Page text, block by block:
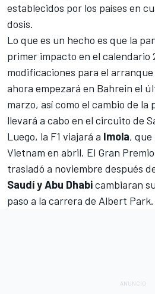
establecidos por los países en
dosis.
Lo que es un hecho es que la
primer impacto en el calendario
modificaciones para el
ahora empezará en Bahrein el
marzo, así como el cambio de la
llevará a cabo en el circuito de
Luego, la F1 viajará a Imola, que
Vietnam en abril. El Gran
trasladó a noviembre después
Saudí y Abu Dhabicambiaran
paso a la carrera de Albert Park.